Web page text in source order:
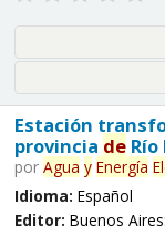
Estación
provincia deRío
por Agua y Energía
Idioma: Español
Editor: Buenos Aires: